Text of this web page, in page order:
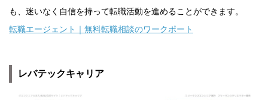
も、迷いなく自信を持って転職活動を進めることができます。
転職エージェント｜無料転職相談のワークポート
レバテックキャリア